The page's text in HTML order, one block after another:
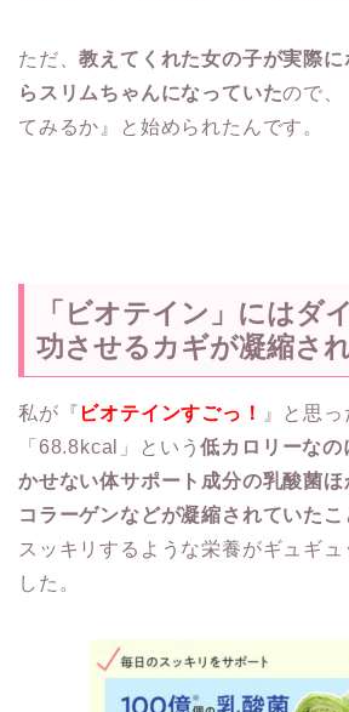
ただ、教えてくれた女の子が実際
らスリムちゃんになっていたので、
てみるか』と始められたんです。
「ビオテイン」にはダ
功させるカギが凝縮さ
私が『 ビオテインすごっ！
』と思
「68.8kcal」という低カロリーなの
かせない体サポート成分の乳酸菌
コラーゲンなどが凝縮されていたこ
スッキリするような栄養がギュギュ
した。